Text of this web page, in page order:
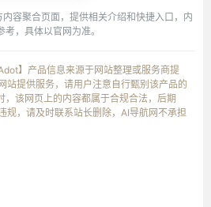
内容聚合页面，提供相关介绍和快捷入口，内
考，具体以官网为准。
】产品信息来源于网站整理或服务商提
站提供服务，请用户注意自行甄别该产品的
，该网页上的内容都属于合规合法，后期
规，请及时联系站长删除，AI导航网不承担